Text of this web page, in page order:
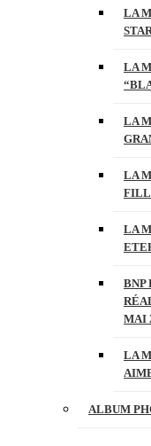
LA
LA
LA
LA
LA
BNP
MAI
LA
ALBUM